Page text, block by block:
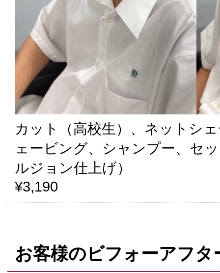
カット（高校生）、ネットシ
ェービング、シャンプー、セ
ルジョン仕上げ）
¥3,190
お客様のビフォーアフタ